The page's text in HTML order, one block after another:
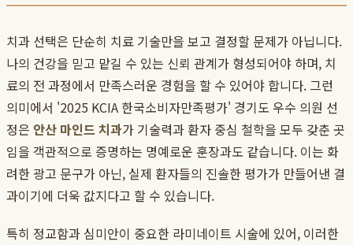
치과 선택은 단순히 치료 기술만을 보고 결정할 문제가 아닙니다.
나의 건강을 믿고 맡길 수 있는 신뢰 관계가 형성되어야 하며, 치
료의 전 과정에서 만족스러운 경험을 할 수 있어야 합니다. 그런
의미에서 '2025 KCIA 한국소비자만족평가' 경기도 우수 의원 선
정은 안산 마인드 치과가 기술력과 환자 중심 철학을 모두 갖춘 곳
임을 객관적으로 증명하는 명예로운 훈장과도 같습니다. 이는 화
려한 광고 문구가 아닌, 실제 환자들의 진솔한 평가가 만들어낸 결
과이기에 더욱 값지다고 할 수 있습니다.
특히 정교함과 심미안이 중요한 라미네이트 시술에 있어, 이러한